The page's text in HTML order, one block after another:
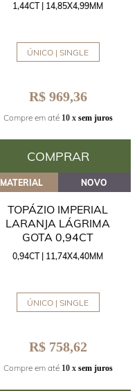
1,44CT | 14,85X4,99MM
ÚNICO | SINGLE
R$ 969,36
Compre em até 10 x sem juros
COMPRAR
MATERIAL NOVO
TOPÁZIO IMPERIAL
LARANJA LÁGRIMA
GOTA 0,94CT
0,94CT | 11,74X4,40MM
ÚNICO | SINGLE
R$ 758,62
Compre em até 10 x sem juros